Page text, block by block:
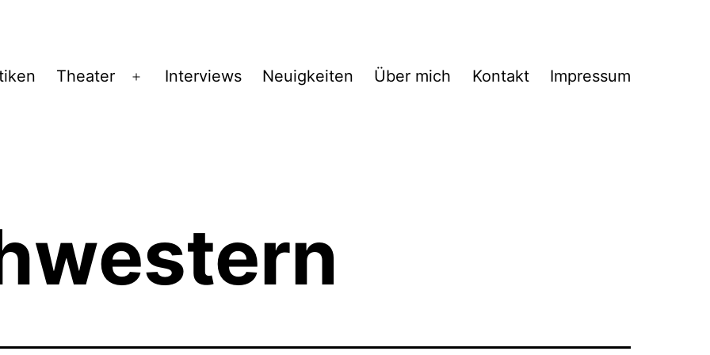
Theater
Menü
Interviews Neuigkeiten Über mich Kontakt Impressum